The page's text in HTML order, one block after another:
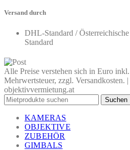
Versand durch
DHL-Standard /
Standard
Alle Preise verstehen sich in Euro
Mehrwertsteuer, zzgl.
objektivvermietung.at
Suchen
KAMERAS
OBJEKTIVE
ZUBEHÖR
GIMBALS